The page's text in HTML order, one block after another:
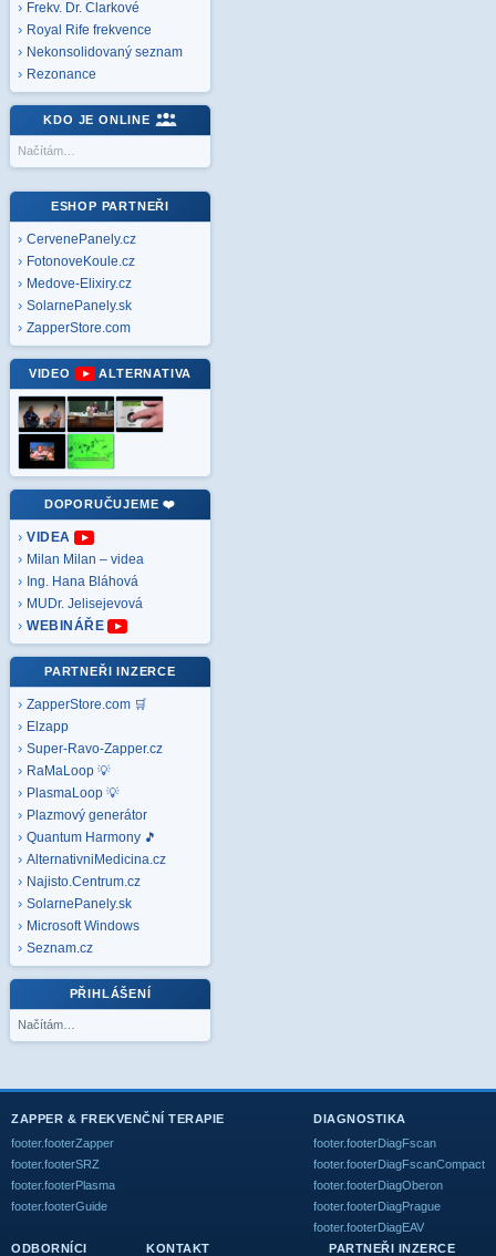
Frekv. Dr. Clarkové
Royal Rife frekvence
Nekonsolidovaný seznam
Rezonance
KDO JE ONLINE
Načítám…
ESHOP PARTNEŘI
CervenePanely.cz
FotonoveKoule.cz
Medove-Elixiry.cz
SolarnePanely.sk
ZapperStore.com
VIDEO ALTERNATIVA
DOPORUČUJEME ❤️
VIDEA
Milan Milan – videa
Ing. Hana Bláhová
MUDr. Jelisejevová
WEBINÁŘE
PARTNEŘI INZERCE
ZapperStore.com 🛒
Elzapp
Super-Ravo-Zapper.cz
RaMaLoop 💡
PlasmaLoop 💡
Plazmový generátor
Quantum Harmony 🎵
AlternativniMedicina.cz
Najisto.Centrum.cz
SolarnePanely.sk
Microsoft Windows
Seznam.cz
PŘIHLÁŠENÍ
Načítám…
ZAPPER & FREKVENČNÍ TERAPIE
footer.footerZapper
footer.footerSRZ
footer.footerPlasma
footer.footerGuide
DIAGNOSTIKA
footer.footerDiagFscan
footer.footerDiagFscanCompact
footer.footerDiagOberon
footer.footerDiagPrague
footer.footerDiagEAV
ODBORNÍCI
KONTAKT PARTNEŘI INZERCE